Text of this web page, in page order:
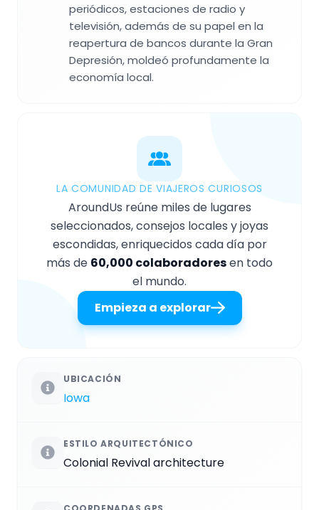
periódicos, estaciones de radio y
televisión, además de su papel en la
reapertura de bancos durante la Gran
Depresión, moldeó profundamente la
economía local.
LA COMUNIDAD DE VIAJEROS CURIOSOS
AroundUs reúne miles de lugares
seleccionados, consejos locales y joyas
escondidas, enriquecidos cada día por
más de 60,000 colaboradoresen todo
el mundo.
Empieza a explorar
UBICACIÓN
Iowa
ESTILO ARQUITECTÓNICO
Colonial Revival architecture